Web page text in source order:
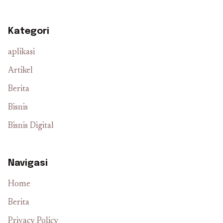
Kategori
aplikasi
Artikel
Berita
Bisnis
Bisnis Digital
Navigasi
Home
Berita
Privacy Policy